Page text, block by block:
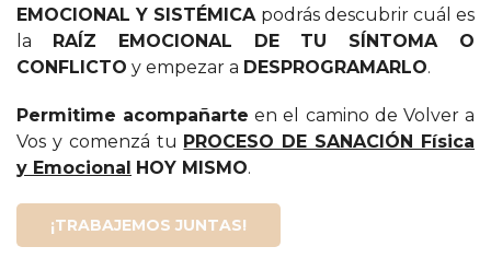
EMOCIONAL Y SISTÉMICA podrás descubrir cuál es
la RAÍZ EMOCIONAL DE TU SÍNTOMA O
CONFLICTO y empezar a DESPROGRAMARLO.
Permitime acompañarte en el camino de Volver a
Vos y comenzá tu PROCESO DE SANACIÓN Física
y Emocional HOY MISMO.
¡TRABAJEMOS JUNTAS!